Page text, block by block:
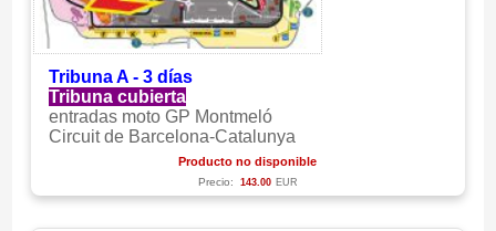
Tribuna A - 3 días
Tribuna cubierta
entradas moto GP Montmeló
Circuit de Barcelona-Catalunya
Producto no disponible
Precio: 143.00 EUR